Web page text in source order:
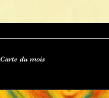
Carte du mois